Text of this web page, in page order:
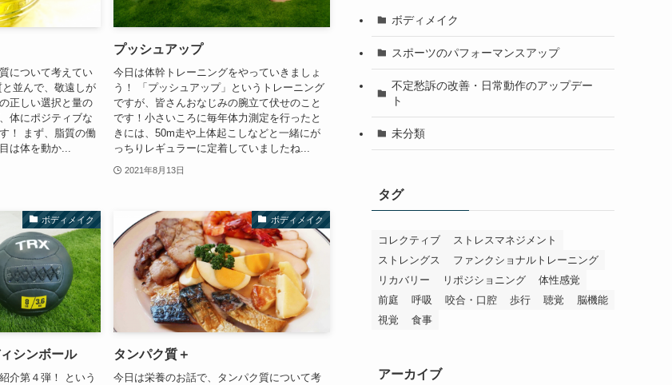
について考えてい
並んで、敬遠しが
正しい選択と量の
体にポジティブな
！ まず、脂質の働
は体を動か...
プッシュアップ
今日は体幹トレーニングをやっていきましょ
う！ 「プッシュアップ」というトレーニング
ですが、皆さんおなじみの腕立て伏せのこと
です！小さいころに毎年体力測定を行ったと
きには、50m走や上体起こしなどと一緒にが
っちりレギュラーに定着していましたね...
2021年8月13日
ボディメイク
シンボール
介第４弾！ という
ボディメイク
タンパク質＋
今日は栄養のお話で、タンパク質について考
ボディメイク
スポーツのパフォーマンスアップ
不定愁訴の改善・日常動作のアップデー
ト
未分類
タグ
コレクティブ
ストレスマネジメント
ストレングス
ファンクショナルトレーニング
リカバリー
リポジショニング
体性感覚
前庭
呼吸 咬合・口腔 歩行 聴覚
脳機能
視覚
食事
アーカイブ